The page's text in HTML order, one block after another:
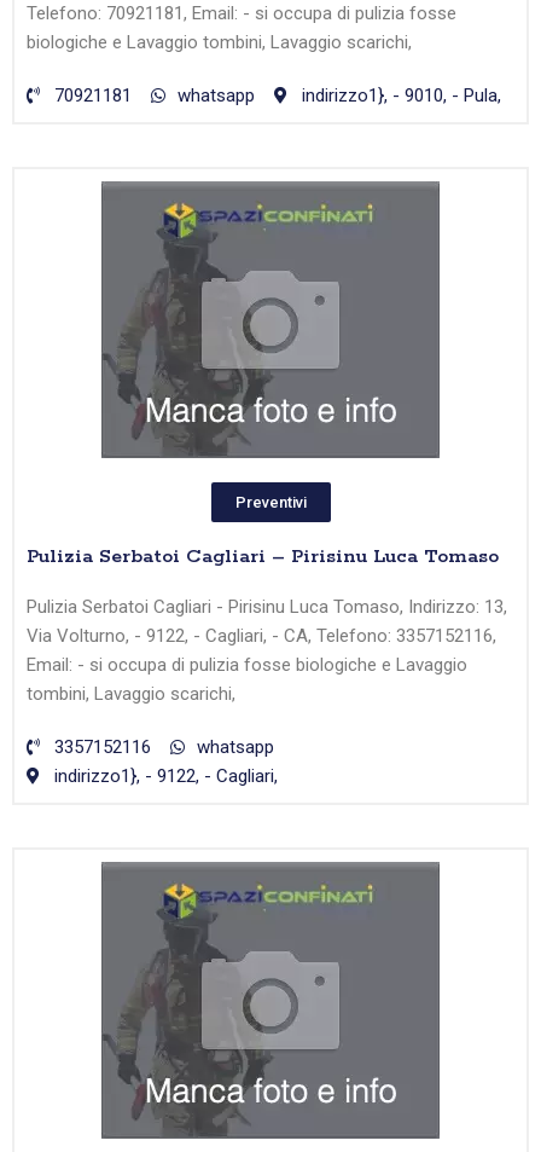
Telefono: 70921181, Email: - si occupa di pulizia fosse
biologiche e Lavaggio tombini, Lavaggio scarichi,
70921181 whatsapp indirizzo1}, - 9010, - Pula,
Preventivi
Pulizia Serbatoi Cagliari – Pirisinu Luca Tomaso
Pulizia Serbatoi Cagliari - Pirisinu Luca Tomaso, Indirizzo: 13,
Via Volturno, - 9122, - Cagliari, - CA, Telefono: 3357152116,
Email: - si occupa di pulizia fosse biologiche e Lavaggio
tombini, Lavaggio scarichi,
3357152116
whatsapp
indirizzo1}, - 9122, - Cagliari,